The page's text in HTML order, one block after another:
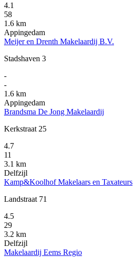
4.1
58
1.6 km
Appingedam
Meijer en Drenth Makelaardij B.V.
Stadshaven 3
-
-
1.6 km
Appingedam
Brandsma De Jong Makelaardij
Kerkstraat 25
4.7
11
3.1 km
Delfzijl
Kamp&Koolhof Makelaars en Taxateurs
Landstraat 71
4.5
29
3.2 km
Delfzijl
Makelaardij Eems Regio